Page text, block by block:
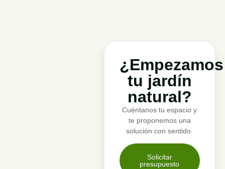
¿Empezamos
tu jardín
natural?
Cuéntanos tu espacio y
te proponemos una
solución con sentido.
Solicitar
presupuesto